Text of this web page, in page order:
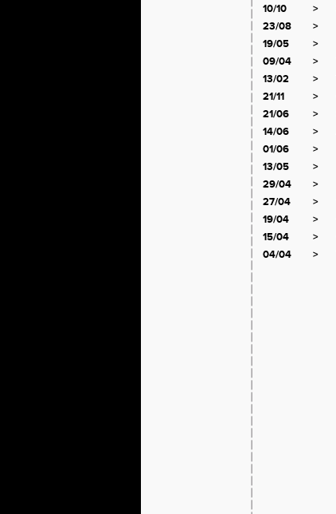
10/10
>
23/08
>
19/05
>
09/04
>
13/02
>
21/11
>
21/06
>
14/06
>
01/06
>
13/05
>
29/04
>
27/04
>
19/04
>
15/04
>
04/04
>